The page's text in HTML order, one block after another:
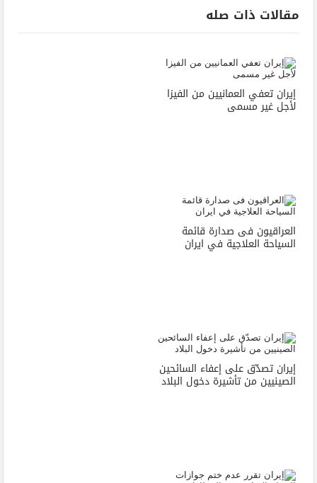
مقالات ذات صله
إيران تعفي العمانيين من الفيزا
لأجل غير مسمى
العراقيون فى صدارة قائمة
السياحة العلاجية في ايران
إيران تصدّق على إعفاء السائحين
الصينيين من تأشيرة دخول البلاد